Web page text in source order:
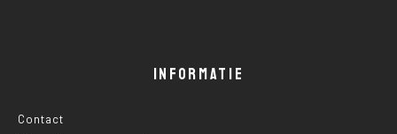
INFORMATIE
Contact